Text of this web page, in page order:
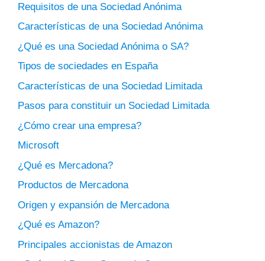
Requisitos de una Sociedad Anónima
Características de una Sociedad Anónima
¿Qué es una Sociedad Anónima o SA?
Tipos de sociedades en España
Características de una Sociedad Limitada
Pasos para constituir un Sociedad Limitada
¿Cómo crear una empresa?
Microsoft
¿Qué es Mercadona?
Productos de Mercadona
Origen y expansión de Mercadona
¿Qué es Amazon?
Principales accionistas de Amazon